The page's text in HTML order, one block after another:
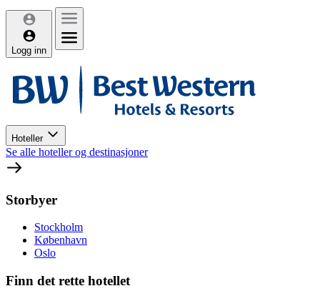
Logg inn
Hoteller
Se alle hoteller og destinasjoner
Storbyer
Stockholm
København
Oslo
Finn det rette hotellet